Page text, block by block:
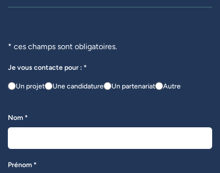
* ces champs sont obligatoires.
Je vous contacte pour : *
Un projet Une candidature Un partenariat Autre
Nom *
Prénom *